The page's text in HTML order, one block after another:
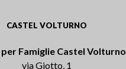
CASTEL VOLTURNO
Famiglie Castel Volturno
via Giotto, 1